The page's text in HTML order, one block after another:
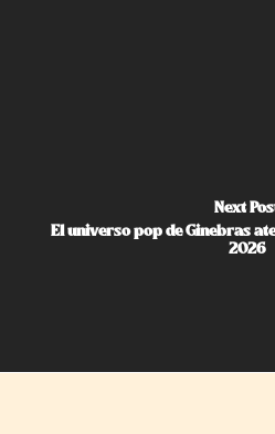
Next
El universo pop de Ginebras
2026